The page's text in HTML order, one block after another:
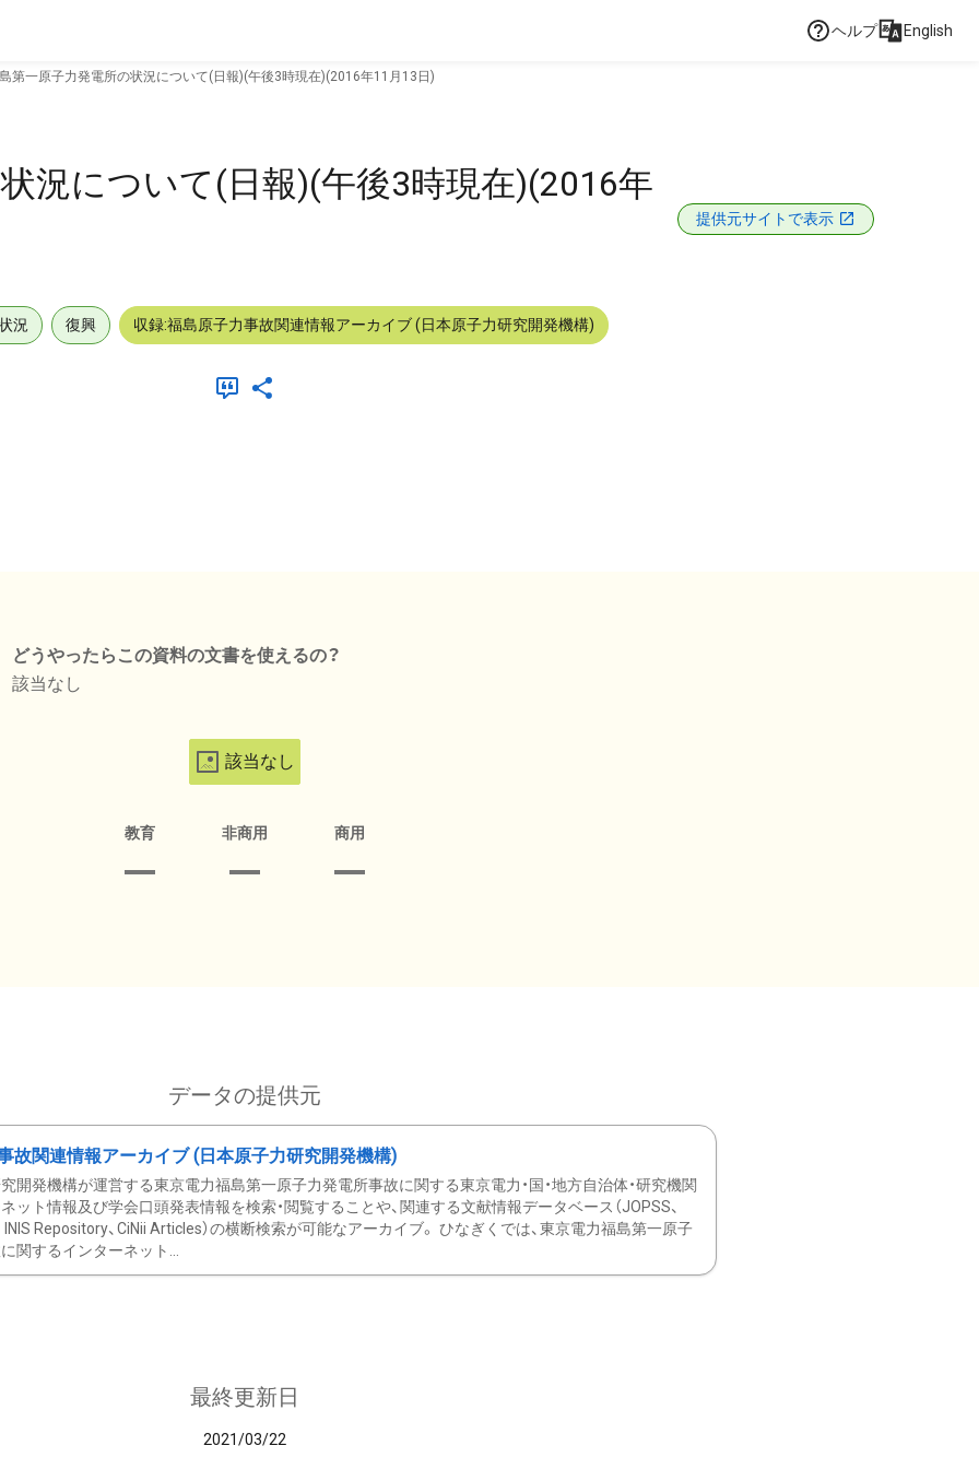
ヘルプ English
第一原子力発電所の状況について(日報)(午後3時現在)(2016年11月13日)
況について(日報)(午後3時現在)(2016年
提供元サイトで表示
況 復興 収録:福島原子力事故関連情報アーカイブ (日本原子力研究開発機構)
どうやったらこの資料の文書を使えるの？
該当なし
該当なし
教育 非商用 商用
データの提供元
故関連情報アーカイブ (日本原子力研究開発機構)
開発機構が運営する東京電力福島第一原子力発電所事故に関する東京電力・国・地方自治体・研究機関
ット情報及び学会口頭発表情報を検索・閲覧することや、関連する文献情報データベース（JOPSS、
INIS Repository、CiNii Articles）の横断検索が可能なアーカイブ。 ひなぎくでは、東京電力福島第一原子
関するインターネット...
最終更新日
2021/03/22